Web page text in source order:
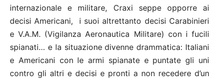
internazionale e militare, Craxi seppe opporre ai
decisi Americani, i suoi altrettanto decisi Carabinieri
e V.A.M. (Vigilanza Aeronautica Militare) con i fucili
spianati… e la situazione divenne drammatica: Italiani
e Americani con le armi spianate e puntate gli uni
contro gli altri e decisi e pronti a non recedere d’un